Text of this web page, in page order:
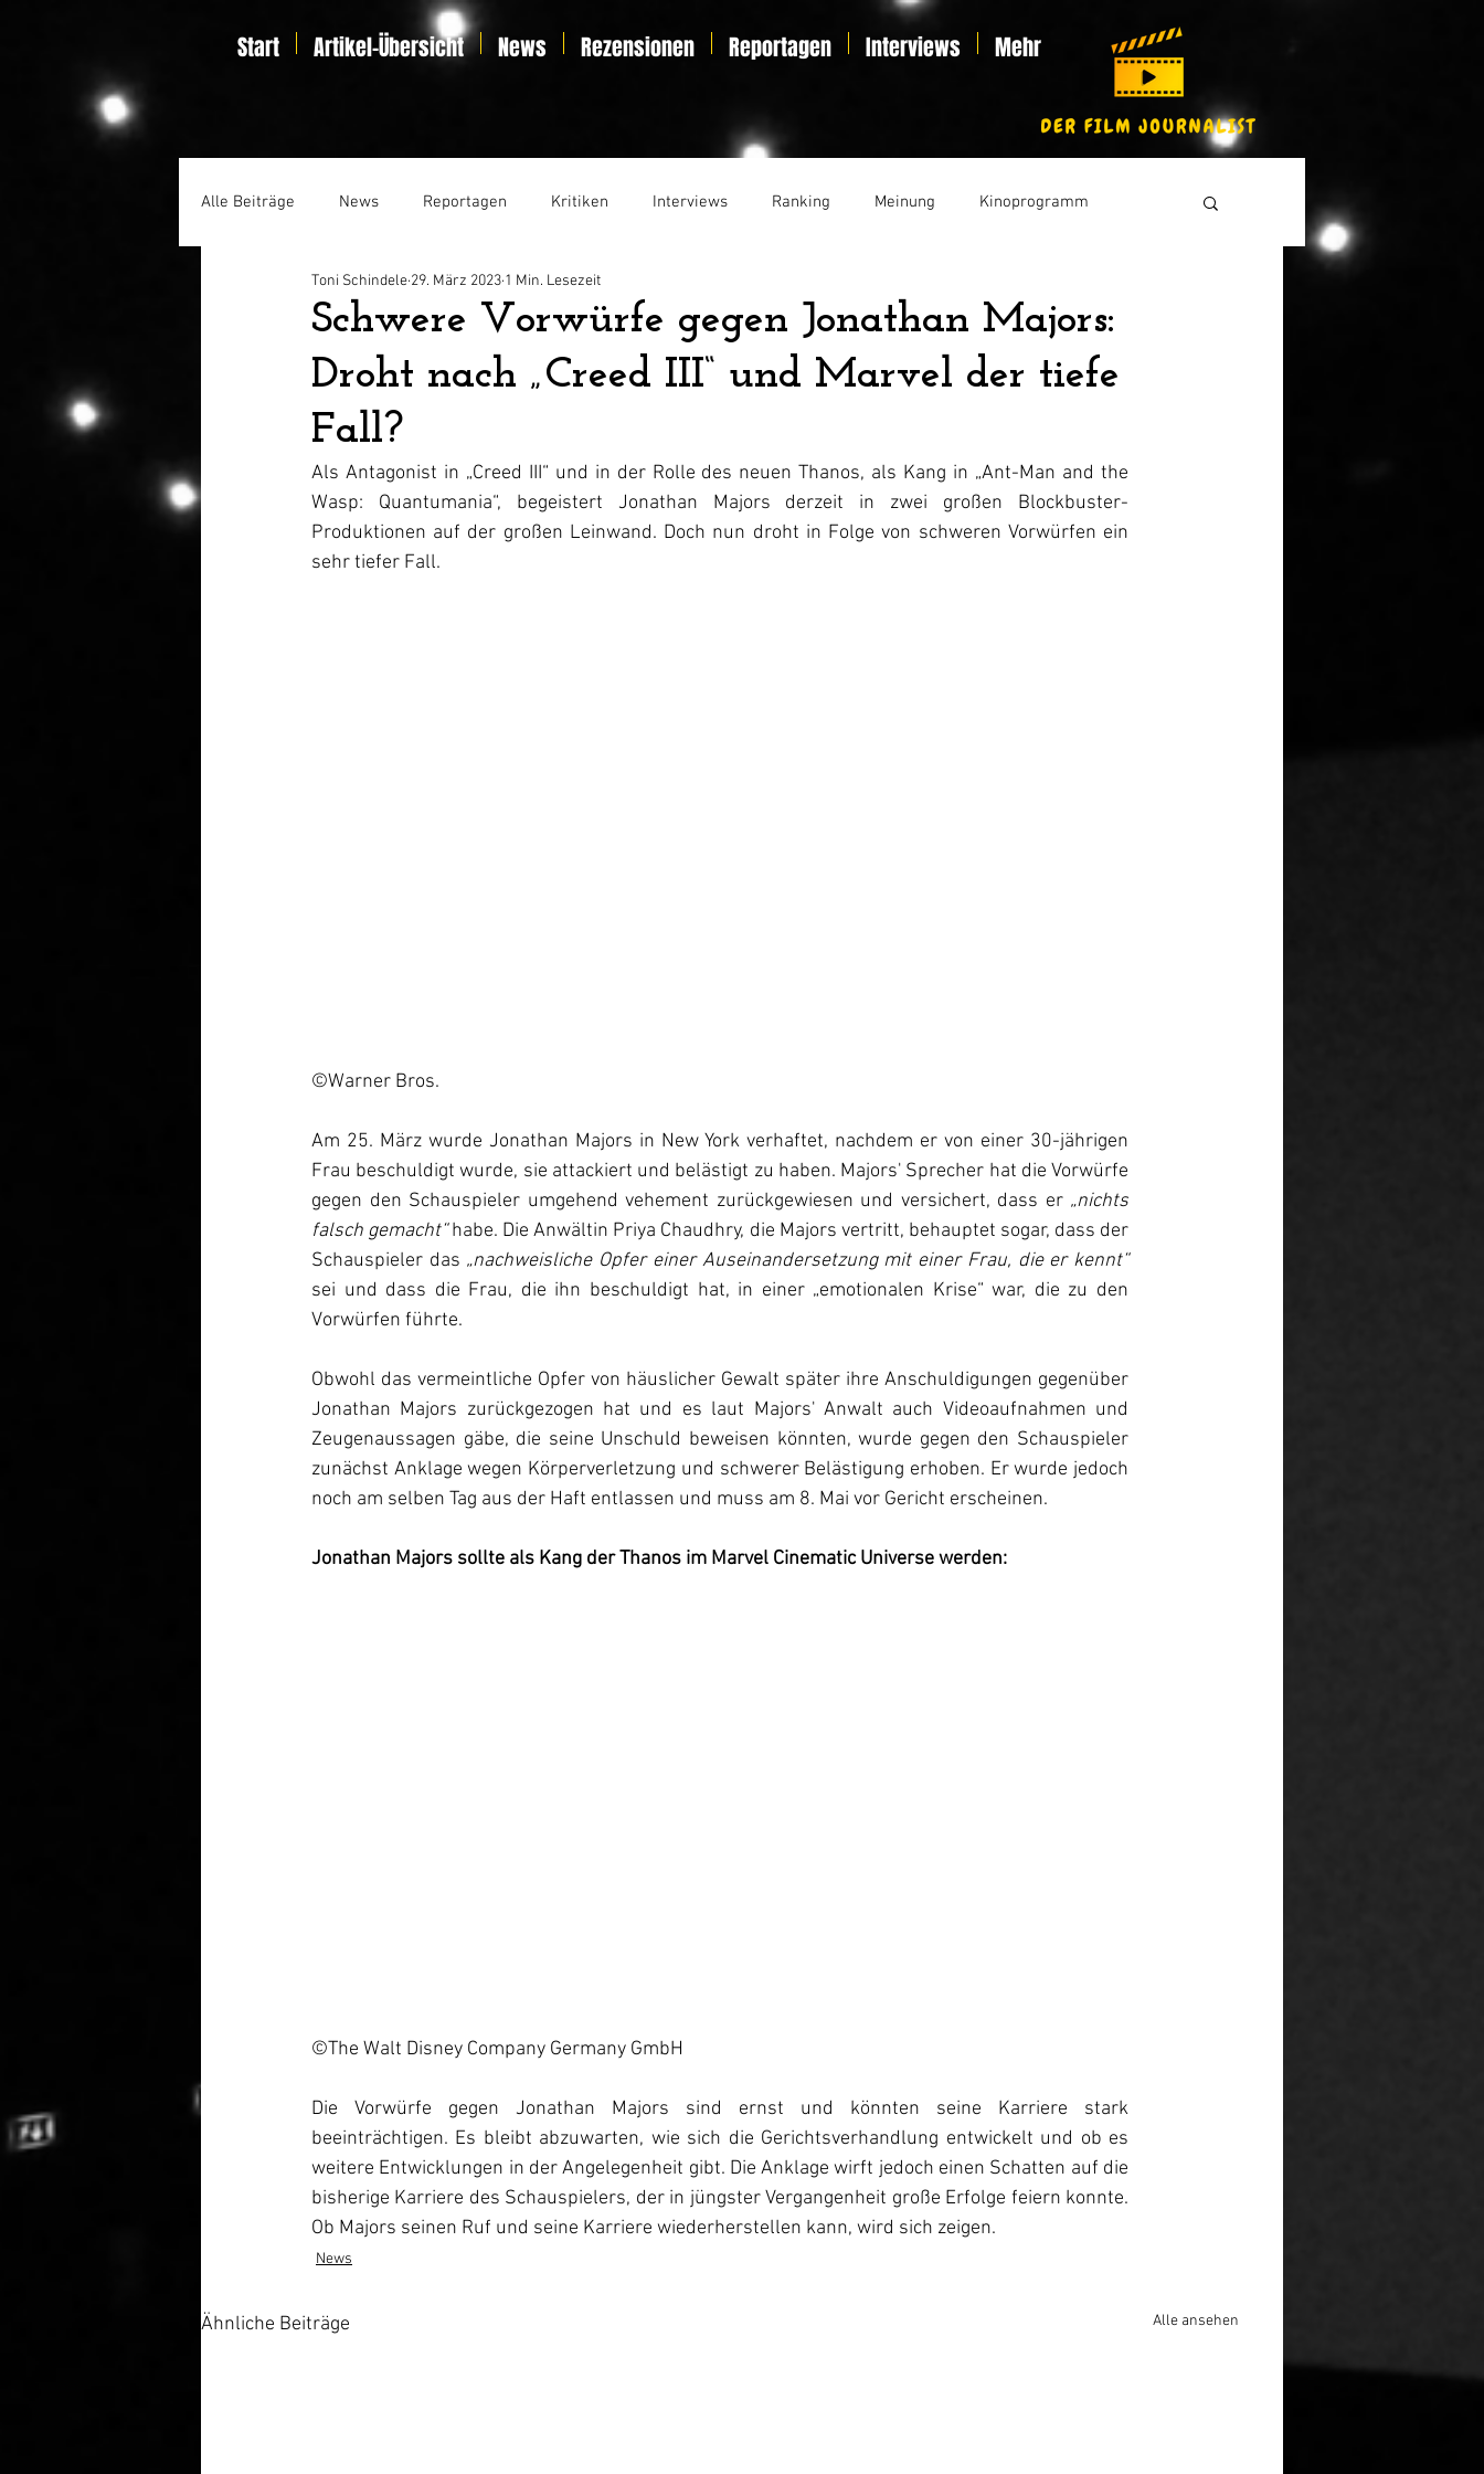
Start Artikel-Übersicht News Rezensionen Reportagen Interviews Mehr
Alle Beiträge News Reportagen Kritiken Interviews Ranking Meinung Kinoprogramm
Home Entertainment Essay
Schwere Vorwürfe gegen Jonathan Majors:
Droht nach „Creed III“ und Marvel der tiefe
Fall?
Toni Schindele 29. März 2023 1 Min. Lesezeit
Als Antagonist in „Creed III“ und in der Rolle des neuen Thanos, als Kang in „Ant-Man and the
Wasp: Quantumania“, begeistert Jonathan Majors derzeit in zwei großen Blockbuster-
Produktionen auf der großen Leinwand. Doch nun droht in Folge von schweren Vorwürfen ein
sehr tiefer Fall.
©Warner Bros.
Am 25. März wurde Jonathan Majors in New York verhaftet, nachdem er von einer 30-jährigen
Frau beschuldigt wurde, sie attackiert und belästigt zu haben. Majors' Sprecher hat die Vorwürfe
gegen den Schauspieler umgehend vehement zurückgewiesen und versichert, dass er „nichts
falsch gemacht“ habe. Die Anwältin Priya Chaudhry, die Majors vertritt, behauptet sogar, dass der
Schauspieler das
„nachweisliche Opfer einer Auseinandersetzung mit einer Frau, die er kennt“
sei und dass die Frau, die ihn beschuldigt hat, in einer „emotionalen Krise“ war, die zu den
Vorwürfen führte.
Obwohl das vermeintliche Opfer von häuslicher Gewalt später ihre Anschuldigungen gegenüber
Jonathan Majors zurückgezogen hat und es laut Majors' Anwalt auch Videoaufnahmen und
Zeugenaussagen gäbe, die seine Unschuld beweisen könnten, wurde gegen den Schauspieler
zunächst Anklage wegen Körperverletzung und schwerer Belästigung erhoben. Er wurde jedoch
noch am selben Tag aus der Haft entlassen und muss am 8. Mai vor Gericht erscheinen.
Jonathan Majors sollte als Kang der Thanos im Marvel Cinematic Universe werden:
©The Walt Disney Company Germany GmbH
Die Vorwürfe gegen Jonathan Majors sind ernst und könnten seine Karriere stark
beeinträchtigen. Es bleibt abzuwarten, wie sich die Gerichtsverhandlung entwickelt und ob es
weitere Entwicklungen in der Angelegenheit gibt. Die Anklage wirft jedoch einen Schatten auf die
bisherige Karriere des Schauspielers, der in jüngster Vergangenheit große Erfolge feiern konnte.
Ob Majors seinen Ruf und seine Karriere wiederherstellen kann, wird sich zeigen.
News
Ähnliche Beiträge Alle ansehen